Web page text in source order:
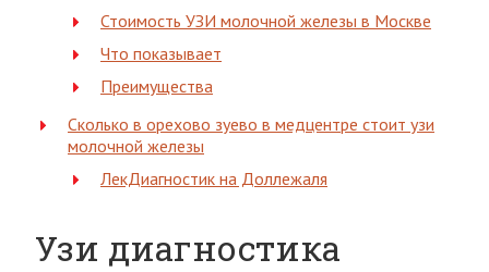
Стоимость УЗИ молочной железы в Москве
Что показывает
Преимущества
Сколько в орехово зуево в медцентре стоит узи
молочной железы
ЛекДиагностик на Доллежаля
Узи диагностика